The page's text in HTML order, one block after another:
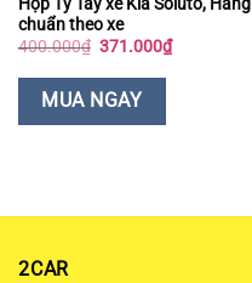
chuẩn theo xe
400.000₫ Giá
là:
400.000₫.
371.000₫Giá
hiện
MUA NGAY
2CAR